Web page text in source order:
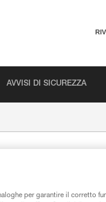
AVVISI DI SICUREZZA
per garantire il corretto